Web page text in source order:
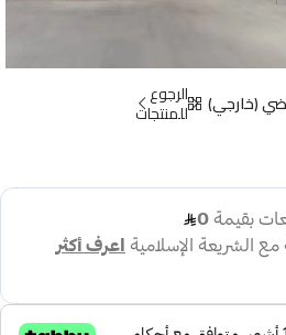
(خارجي) الرجوع
للمنتجات